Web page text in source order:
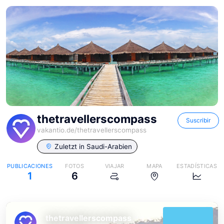
thetravellerscompass
vakantio.de/thetravellerscompass
Suscribir
Zuletzt in Saudi-Arabien
PUBLICACIONES
1
FOTOS
6
VIAJAR MAPA ESTADÍSTICAS
thetravellerscompass